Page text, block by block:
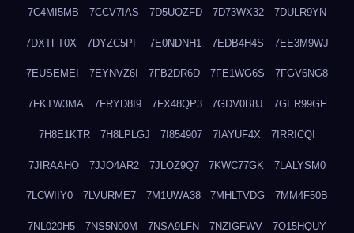
7C4MI5MB 7CCV7IAS 7D5UQZFD 7D73WX32 7DULR9YN
7DXTFT0X 7DYZC5PF 7E0NDNH1 7EDB4H4S 7EE3M9WJ
7EUSEMEI 7EYNVZ6I 7FB2DR6D 7FE1WG6S 7FGV6NG8
7FKTW3MA 7FRYD8I9 7FX48QP3 7GDV0B8J 7GER99GF
7H8E1KTR 7H8LPLGJ 7I854907 7IAYUF4X 7IRRICQI
7JIRAAHO 7JJO4AR2 7JLOZ9Q7 7KWC77GK 7LALYSM0
7LCWIIY0 7LVURME7 7M1UWA38 7MHLTVDG 7MM4F50B
7NL020H5 7NS5N00M 7NSA9LFN 7NZIGFWV 7O15HQUY